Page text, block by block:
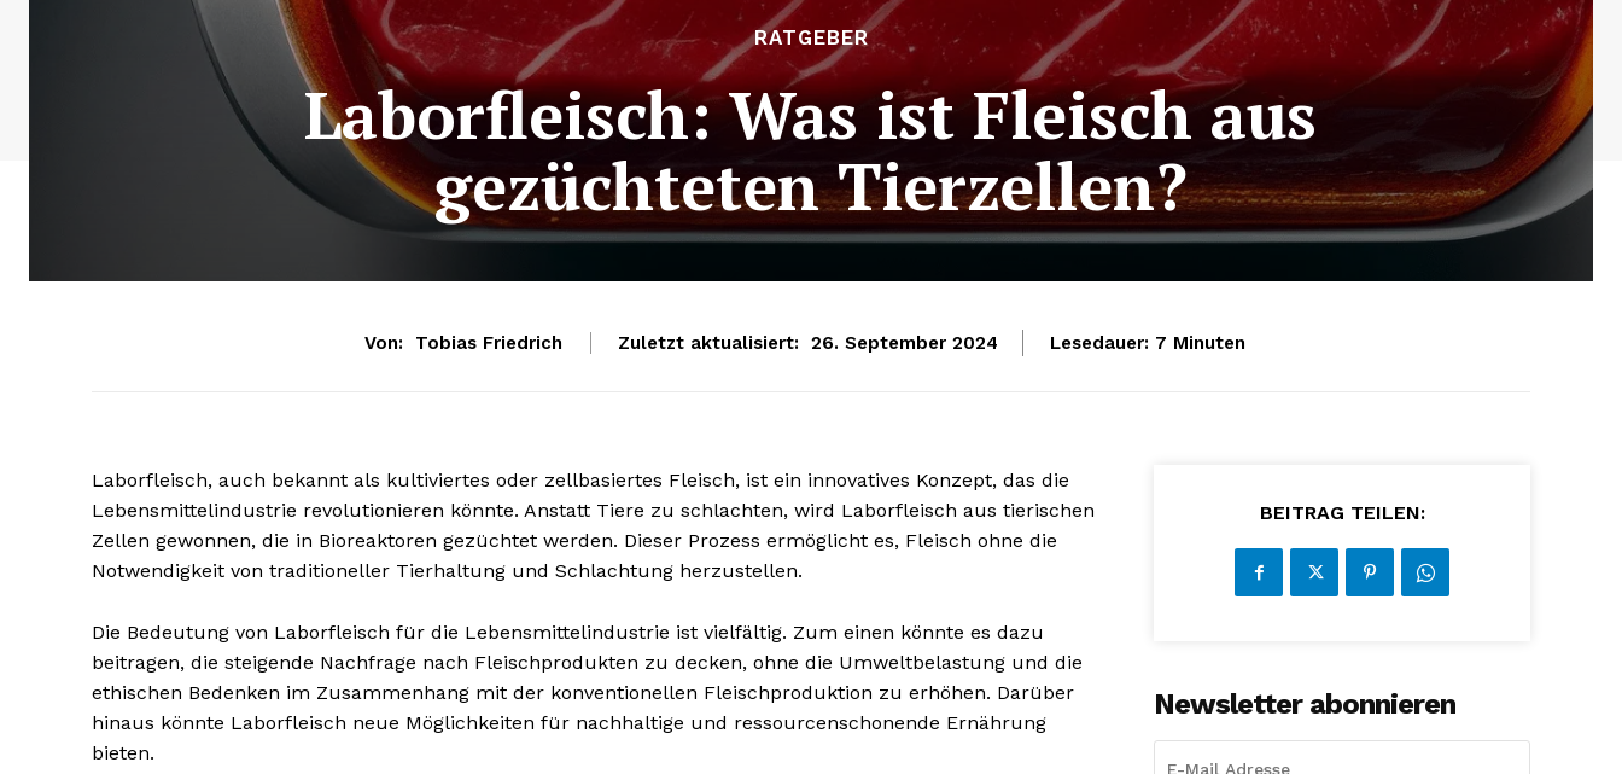
RATGEBER
Laborfleisch: Was ist Fleisch aus
gezüchteten Tierzellen?
Von: Tobias Friedrich Zuletzt aktualisiert: 26. September 2024 Lesedauer: 7 Minuten
Laborfleisch, auch bekannt als kultiviertes oder zellbasiertes Fleisch, ist ein innovatives Konzept, das die
Lebensmittelindustrie revolutionieren könnte. Anstatt Tiere zu schlachten, wird Laborfleisch aus tierischen
Zellen gewonnen, die in Bioreaktoren gezüchtet werden. Dieser Prozess ermöglicht es, Fleisch ohne die
Notwendigkeit von traditioneller Tierhaltung und Schlachtung herzustellen.
Die Bedeutung von Laborfleisch für die Lebensmittelindustrie ist vielfältig. Zum einen könnte es dazu
beitragen, die steigende Nachfrage nach Fleischprodukten zu decken, ohne die Umweltbelastung und die
ethischen Bedenken im Zusammenhang mit der konventionellen Fleischproduktion zu erhöhen. Darüber
hinaus könnte Laborfleisch neue Möglichkeiten für nachhaltige und ressourcenschonende Ernährung
bieten.
BEITRAG TEILEN:
Newsletter abonnieren